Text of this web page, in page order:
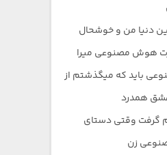
دنیا من و خوشحال
هوش مصنوعی میرا
باید که میگذشتم از
همدرد
گرفت وقتی دستای
زن